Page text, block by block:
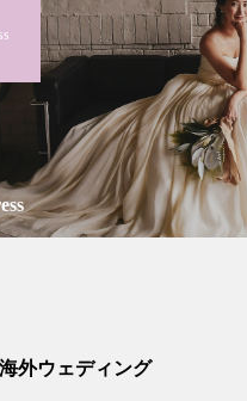
海外ウェディング